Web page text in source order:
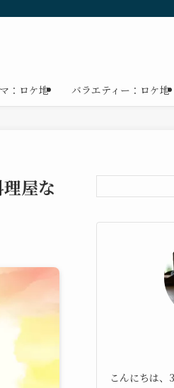
：ロケ地 バラエティー：ロケ地
屋な
こんにちは、